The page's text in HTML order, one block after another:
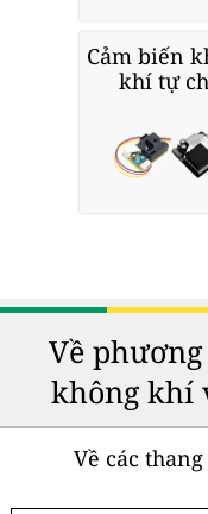
Cảm biến
khí tự
Về
không khí
Về các